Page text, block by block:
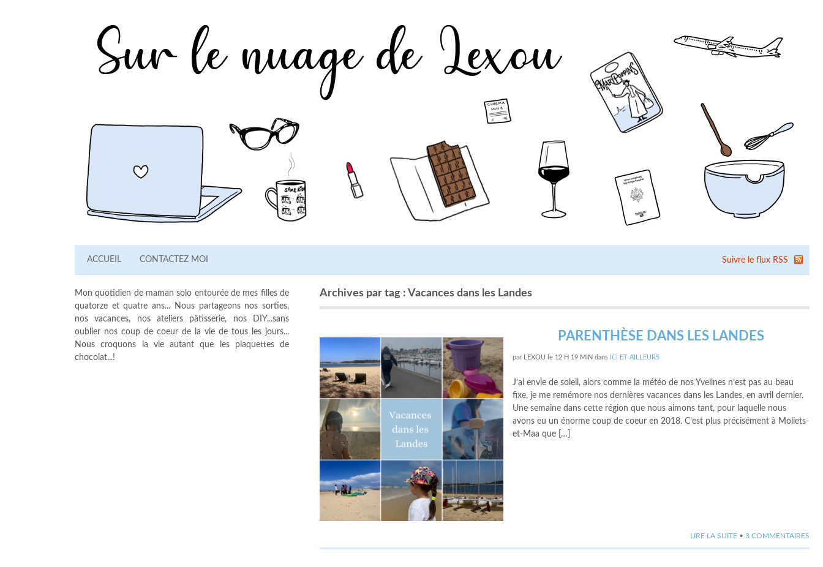
ACCUEIL CONTACTEZ MOI Suivre le flux RSS
Archives par tag : Vacances dans les Landes
PARENTHÈSE DANS LES LANDES
par LEXOU le 12 H 19 MIN dans ICI ET AILLEURS
J’ai envie de soleil, alors comme la météo de nos Yvelines n’est pas au beau
fixe, je me remémore nos dernières vacances dans les Landes, en avril dernier.
Une semaine dans cette région que nous aimons tant, pour laquelle nous
avons eu un énorme coup de coeur en 2018. C’est plus précisément à Moliets-
et-Maa que […]
LIRE LA SUITE • 3 COMMENTAIRES
Mon quotidien de maman solo entourée de mes filles de
quatorze et quatre ans... Nous partageons nos sorties,
nos vacances, nos ateliers pâtisserie, nos DIY...sans
oublier nos coup de coeur de la vie de tous les jours...
Nous croquons la vie autant que les plaquettes de
chocolat...!